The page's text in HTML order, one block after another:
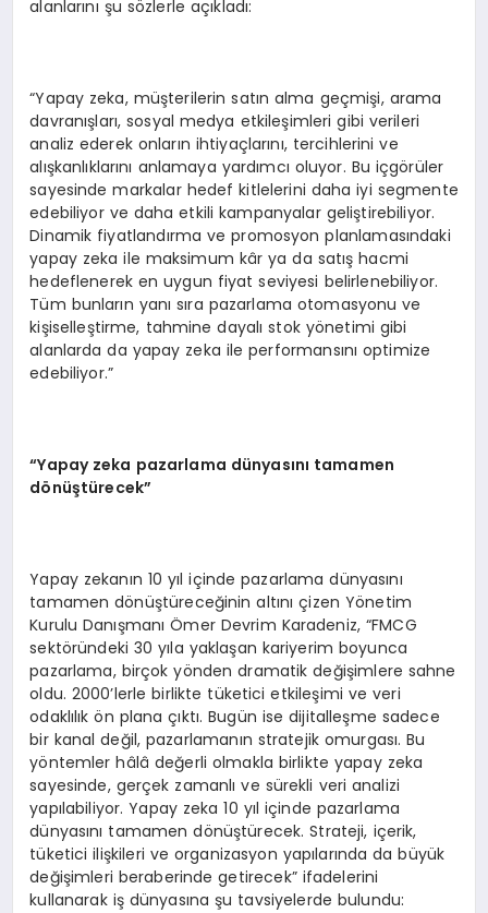
alanlarını şu sözlerle açıkladı:
“Yapay zeka, müşterilerin satın alma geçmişi, arama
davranışları, sosyal medya etkileşimleri gibi verileri
analiz ederek onların ihtiyaçlarını, tercihlerini ve
alışkanlıklarını anlamaya yardımcı oluyor. Bu içgörüler
sayesinde markalar hedef kitlelerini daha iyi segmente
edebiliyor ve daha etkili kampanyalar geliştirebiliyor.
Dinamik fiyatlandırma ve promosyon planlamasındaki
yapay zeka ile maksimum kâr ya da satış hacmi
hedeflenerek en uygun fiyat seviyesi belirlenebiliyor.
Tüm bunların yanı sıra pazarlama otomasyonu ve
kişiselleştirme, tahmine dayalı stok yönetimi gibi
alanlarda da yapay zeka ile performansını optimize
edebiliyor.”
“Yapay zeka pazarlama dünyasını tamamen
dönüştürecek”
Yapay zekanın 10 yıl içinde pazarlama dünyasını
tamamen dönüştüreceğinin altını çizen Yönetim
Kurulu Danışmanı Ömer Devrim Karadeniz, “FMCG
sektöründeki 30 yıla yaklaşan kariyerim boyunca
pazarlama, birçok yönden dramatik değişimlere sahne
oldu. 2000’lerle birlikte tüketici etkileşimi ve veri
odaklılık ön plana çıktı. Bugün ise dijitalleşme sadece
bir kanal değil, pazarlamanın stratejik omurgası. Bu
yöntemler hâlâ değerli olmakla birlikte yapay zeka
sayesinde, gerçek zamanlı ve sürekli veri analizi
yapılabiliyor. Yapay zeka 10 yıl içinde pazarlama
dünyasını tamamen dönüştürecek. Strateji, içerik,
tüketici ilişkileri ve organizasyon yapılarında da büyük
değişimleri beraberinde getirecek” ifadelerini
kullanarak iş dünyasına şu tavsiyelerde bulundu: